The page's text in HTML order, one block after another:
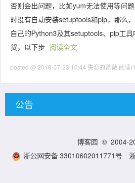
否则会出问题，比如yum无法使用等问
时没有自动安装setuptools和pip，那么
自己的Python3及其setuptools、pip工
货，以下步 阅读全文
posted @ 2018-07-23 10:44 失恋的蔷薇 阅读
公告
博客园 © 2004-
浙公网安备 33010602011771号